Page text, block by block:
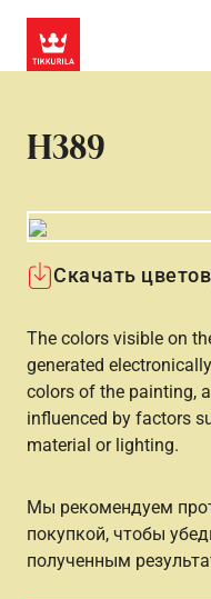
H389
Скачать
The colors visible on
generated
colors of the painting,
influenced by factors
material or lighting.
Мы рекомендуем
покупкой, чтобы
полученным